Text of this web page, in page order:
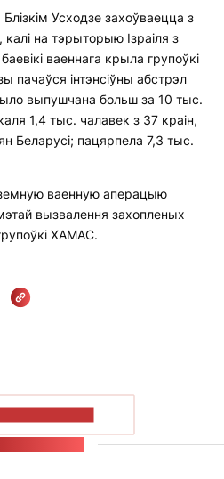
Усходзе захоўваецца з
на тэрыторыю Ізраіля з
ваеннага крыла групоўкі
пачаўся інтэнсіўны абстрэл
выпушчана больш за 10 тыс.
1,4 тыс. чалавек з 37 краін,
Беларусі; пацярпела 7,3 тыс.
ваенную аперацыю
вызвалення захопленых
ХАМАС.